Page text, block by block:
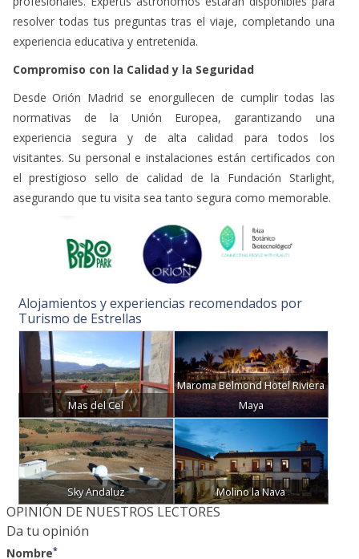
profesionales. Expertis astrónomos estarán disponibles para
resolver todas tus preguntas tras el viaje, completando una
experiencia educativa y entretenida.
Compromiso con la Calidad y la Seguridad
Desde Orión Madrid se enorgullecen de cumplir todas las
normativas de la Unión Europea, garantizando una
experiencia segura y de alta calidad para todos los
visitantes. Su personal e instalaciones están certificados con
el prestigioso sello de calidad de la Fundación Starlight,
asegurando que tu visita sea tanto segura como memorable.
Alojamientos y experiencias recomendados por
Turismo de Estrellas
Mas del Cel
Maroma Belmond Hotel Riviera
Maya
Sky Andaluz Molino la Nava
OPINIÓN DE NUESTROS LECTORES
Da tu opinión